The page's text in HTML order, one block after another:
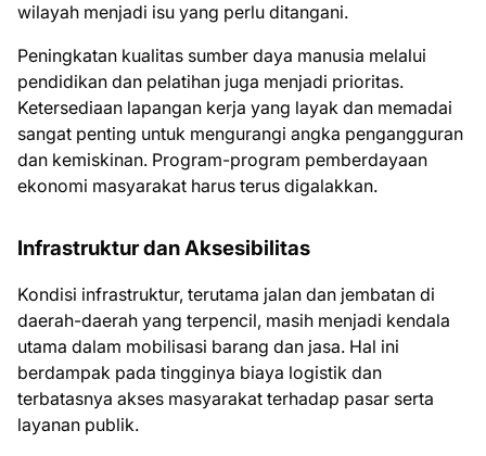
wilayah menjadi isu yang perlu ditangani.
Peningkatan kualitas sumber daya manusia melalui
pendidikan dan pelatihan juga menjadi prioritas.
Ketersediaan lapangan kerja yang layak dan memadai
sangat penting untuk mengurangi angka pengangguran
dan kemiskinan. Program-program pemberdayaan
ekonomi masyarakat harus terus digalakkan.
Infrastruktur dan Aksesibilitas
Kondisi infrastruktur, terutama jalan dan jembatan di
daerah-daerah yang terpencil, masih menjadi kendala
utama dalam mobilisasi barang dan jasa. Hal ini
berdampak pada tingginya biaya logistik dan
terbatasnya akses masyarakat terhadap pasar serta
layanan publik.